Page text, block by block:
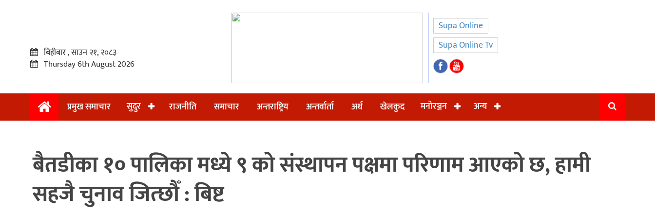
प्रमुख
समाचार
बिहीबार , साउन २१, २०८३
Thursday 6th August 2026
Supa Online
Supa Online Tv
प्रमुख समाचार सुदुर राजनीति समाचार अन्तराष्ट्रिय अन्तर्वार्ता अर्थ खेलकुद मनोरञ्जन अन्य
बैतडीका १० पालिका मध्ये ९ को संस्थापन पक्षमा परिणाम आएको छ, हामी
सहजै चुनाव जित्छौँ : बिष्ट